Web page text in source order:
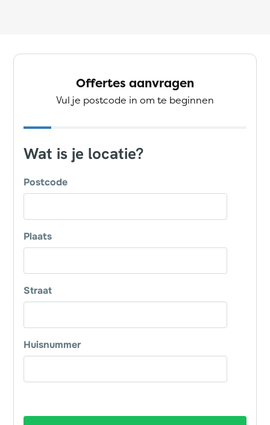
Offertes aanvragen
Vul je postcode in om te beginnen